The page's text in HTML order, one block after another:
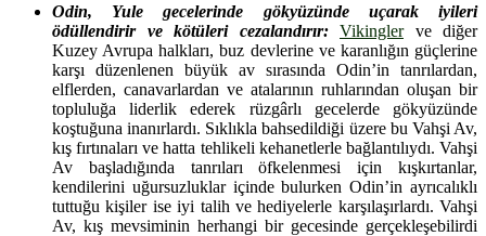
Odin, Yule gecelerinde gökyüzünde uçarak iyileri
ödüllendirir ve kötüleri cezalandırır:
Vikinglerve diğer
Kuzey Avrupa halkları, buz devlerine ve karanlığın güçlerine
karşı düzenlenen büyük av sırasında Odin’in tanrılardan,
elflerden, canavarlardan ve atalarının ruhlarından oluşan bir
topluluğa liderlik ederek rüzgârlı gecelerde gökyüzünde
koştuğuna inanırlardı. Sıklıkla bahsedildiği üzere bu Vahşi Av,
kış fırtınaları ve hatta tehlikeli kehanetlerle bağlantılıydı. Vahşi
Av başladığında tanrıları öfkelenmesi için kışkırtanlar,
kendilerini uğursuzluklar içinde bulurken Odin’in ayrıcalıklı
tuttuğu kişiler ise iyi talih ve hediyelerle karşılaşırlardı. Vahşi
Av, kış mevsiminin herhangi bir gecesinde gerçekleşebilirdi